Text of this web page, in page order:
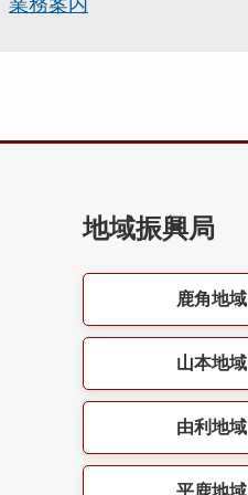
業務案内
地域振興局
鹿角地域
山本地域
由利地域